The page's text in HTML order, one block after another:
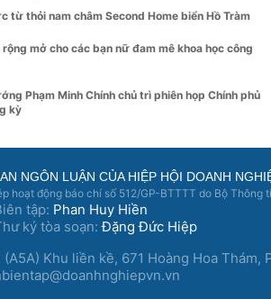
từ thỏi nam châm Second Home biển Hồ Tràm
rộng mở cho các bạn nữ đam mê khoa học công
Phạm Minh Chính chủ trì phiên họp Chính phủ
kỳ
NGÔN LUẬN CỦA HIỆP HỘI DOANH
hoạt động báo chí số 512/GP-BTTTT do Bộ Thông
tập: Phan Huy Hiền
ký tòa soạn:Đặng Đức Hiệp
(A5A) Khu liền kề, 671 Hoàng Hoa Thám,